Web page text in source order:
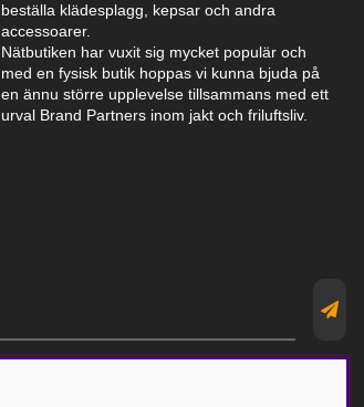
beställa klädesplagg, kepsar och andra
accessoarer.
Nätbutiken har vuxit sig mycket populär och
med en fysisk butik hoppas vi kunna bjuda på
en ännu större upplevelse tillsammans med ett
urval Brand Partners inom jakt och friluftsliv.